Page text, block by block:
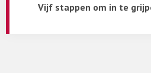
Vijf stappen om in te